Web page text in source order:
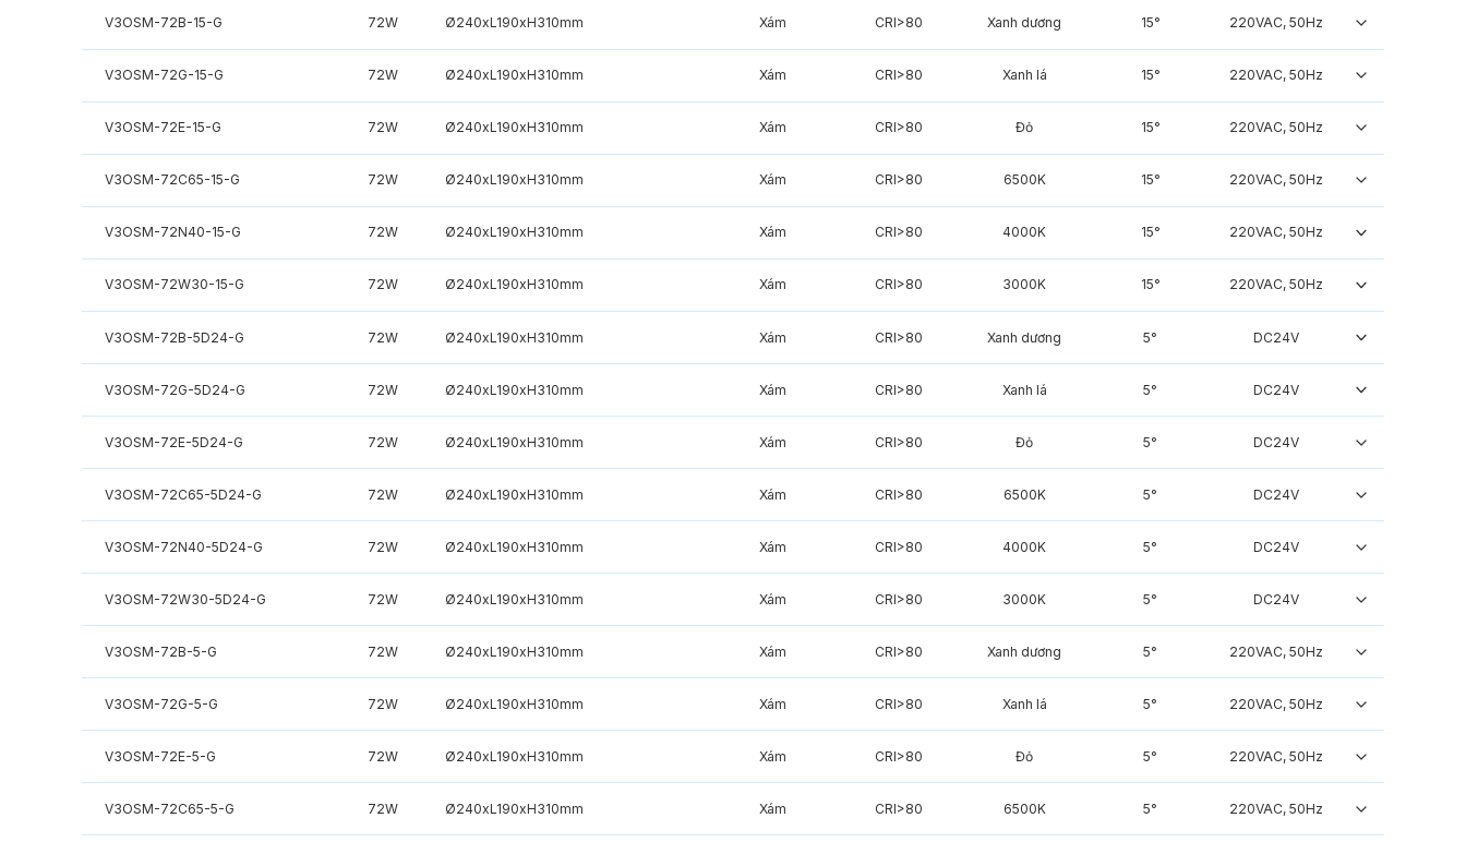
V3OSM-72B-15-G 72W Ø240xL190xH310mm Xám CRI>80 Xanh dương 15° 220VAC, 50Hz
V3OSM-72G-15-G 72W Ø240xL190xH310mm Xám CRI>80 Xanh lá 15° 220VAC, 50Hz
V3OSM-72E-15-G 72W Ø240xL190xH310mm Xám CRI>80 Đỏ 15° 220VAC, 50Hz
V3OSM-72C65-15-G 72W Ø240xL190xH310mm Xám CRI>80 6500K 15° 220VAC, 50Hz
V3OSM-72N40-15-G 72W Ø240xL190xH310mm Xám CRI>80 4000K 15° 220VAC, 50Hz
V3OSM-72W30-15-G 72W Ø240xL190xH310mm Xám CRI>80 3000K 15° 220VAC, 50Hz
V3OSM-72B-5D24-G 72W Ø240xL190xH310mm Xám CRI>80 Xanh dương 5° DC24V
V3OSM-72G-5D24-G 72W Ø240xL190xH310mm Xám CRI>80 Xanh lá 5° DC24V
V3OSM-72E-5D24-G 72W Ø240xL190xH310mm Xám CRI>80 Đỏ 5° DC24V
V3OSM-72C65-5D24-G 72W Ø240xL190xH310mm Xám CRI>80 6500K 5° DC24V
V3OSM-72N40-5D24-G 72W Ø240xL190xH310mm Xám CRI>80 4000K 5° DC24V
V3OSM-72W30-5D24-G 72W Ø240xL190xH310mm Xám CRI>80 3000K 5° DC24V
V3OSM-72B-5-G 72W Ø240xL190xH310mm Xám CRI>80 Xanh dương 5° 220VAC, 50Hz
V3OSM-72G-5-G 72W Ø240xL190xH310mm Xám CRI>80 Xanh lá 5° 220VAC, 50Hz
V3OSM-72E-5-G 72W Ø240xL190xH310mm Xám CRI>80 Đỏ 5° 220VAC, 50Hz
V3OSM-72C65-5-G 72W Ø240xL190xH310mm Xám CRI>80 6500K 5° 220VAC, 50Hz